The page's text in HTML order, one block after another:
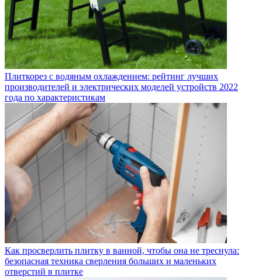
Плиткорез с водяным охлаждением: рейтинг лучших
производителей и электрических моделей устройств 2022
года по характеристикам
Как просверлить плитку в ванной, чтобы она не треснула:
безопасная техника сверления больших и маленьких
отверстий в плитке